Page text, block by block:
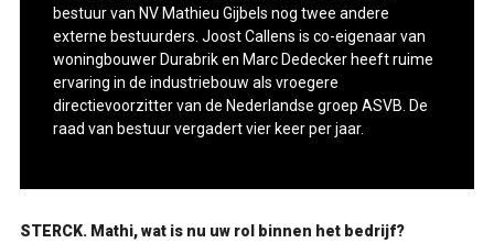
bestuur van NV Mathieu Gijbels nog twee andere
externe bestuurders. Joost Callens is co-eigenaar van
woningbouwer Durabrik en Marc Dedecker heeft ruime
ervaring in de industriebouw als vroegere
directievoorzitter van de Nederlandse groep ASVB. De
raad van bestuur vergadert vier keer per jaar.
STERCK. Mathi, wat is nu uw rol binnen het bedrijf?